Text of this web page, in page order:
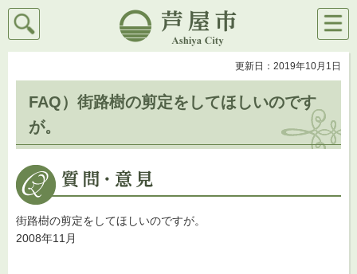
芦屋市
検索
メニ
ュー
更新日：2019年10月1日
FAQ）街路樹の剪定をしてほしいのです
が。
街路樹の剪定をしてほしいのですが。
2008年11月